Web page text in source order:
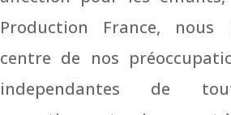
Production France, nous
centre de nos
independantes de